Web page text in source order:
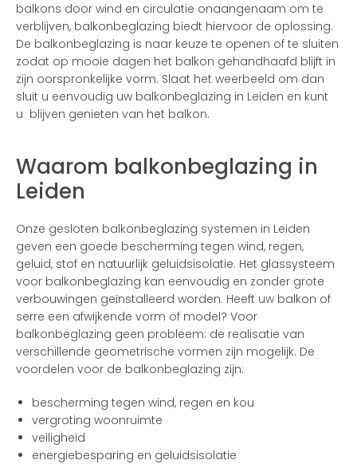
balkons door wind en circulatie onaangenaam om te
verblijven, balkonbeglazing biedt hiervoor de oplossing.
De balkonbeglazing is naar keuze te openen of te sluiten
zodat op mooie dagen het balkon gehandhaafd blijft in
zijn oorspronkelijke vorm. Slaat het weerbeeld om dan
sluit u eenvoudig uw balkonbeglazing in Leiden en kunt
u blijven genieten van het balkon.
Waarom balkonbeglazing in
Leiden
Onze gesloten balkonbeglazing systemen in Leiden
geven een goede bescherming tegen wind, regen,
geluid, stof en natuurlijk geluidsisolatie. Het glassysteem
voor balkonbeglazing kan eenvoudig en zonder grote
verbouwingen geïnstalleerd worden. Heeft uw balkon of
serre een afwijkende vorm of model? Voor
balkonbeglazing geen probleem: de realisatie van
verschillende geometrische vormen zijn mogelijk. De
voordelen voor de balkonbeglazing zijn:
bescherming tegen wind, regen en kou
vergroting woonruimte
veiligheid
energiebesparing en geluidsisolatie